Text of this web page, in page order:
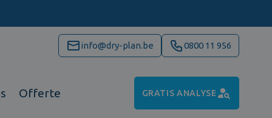
info@dry-plan.be 0800 11 956
Offerte GRATIS ANALYSE